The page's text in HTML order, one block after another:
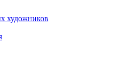
художников